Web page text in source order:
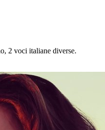
2 voci italiane diverse.